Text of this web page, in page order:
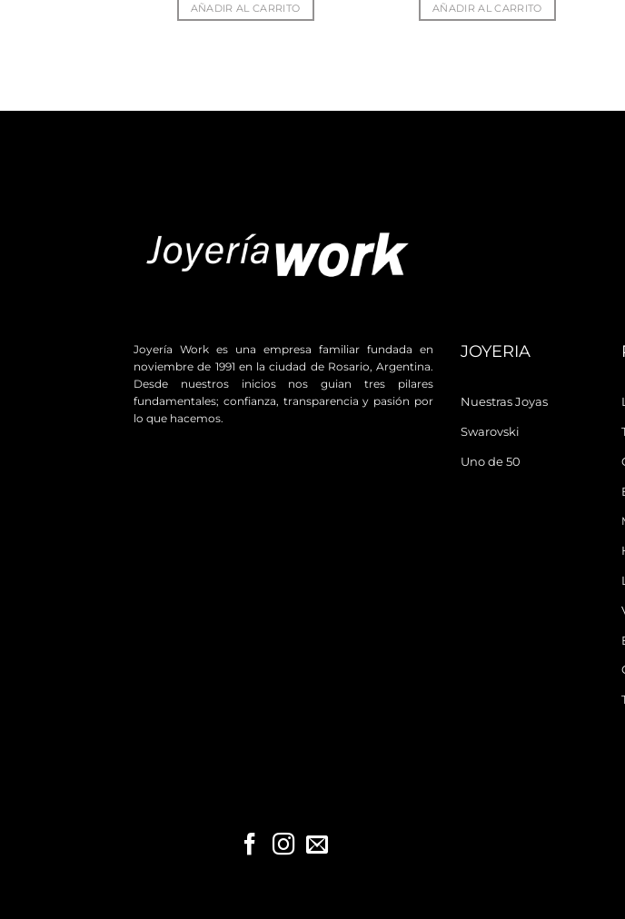
AÑADIR AL CARRITO AÑADIR AL CARRITO
Joyería Work es una empresa familiar fundada en
noviembre de 1991 en la ciudad de Rosario, Argentina.
Desde nuestros inicios nos guian tres pilares
fundamentales; confianza, transparencia y pasión por
lo que hacemos.
JOYERIA
Nuestras Joyas
Swarovski
Uno de 50